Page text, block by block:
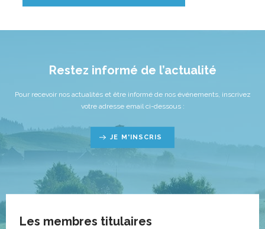
Restez informé de l’actualité
Pour recevoir nos actualités et être informé de nos événements, inscrivez
votre adresse email ci-dessous :
JE M'INSCRIS
Les membres titulaires